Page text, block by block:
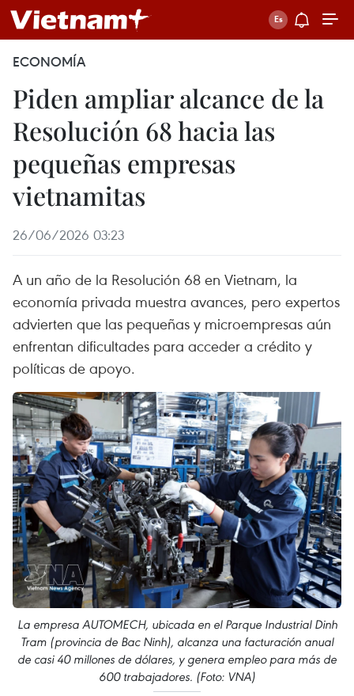
ECONOMÍA
Piden ampliar alcance de la
Resolución 68 hacia las
pequeñas empresas
vietnamitas
26/06/2026 03:23
A un año de la Resolución 68 en Vietnam, la
economía privada muestra avances, pero expertos
advierten que las pequeñas y microempresas aún
enfrentan dificultades para acceder a crédito y
políticas de apoyo.
La empresa AUTOMECH, ubicada en el Parque Industrial Dinh
Tram (provincia de Bac Ninh), alcanza una facturación anual
de casi 40 millones de dólares, y genera empleo para más de
600 trabajadores. (Foto: VNA)